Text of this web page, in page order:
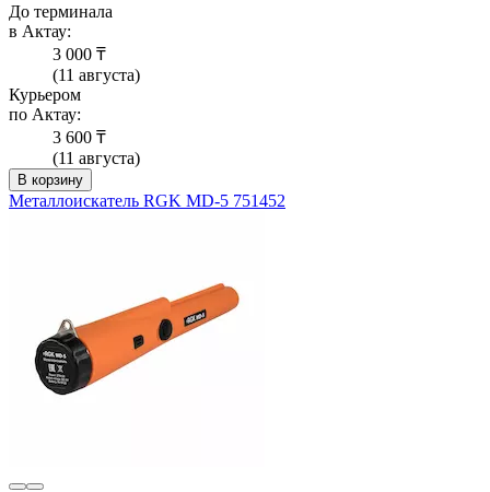
До терминала
в Актау:
3 000 ₸
(11 августа)
Курьером
по Актау:
3 600 ₸
(11 августа)
В корзину
Металлоискатель RGK MD-5 751452